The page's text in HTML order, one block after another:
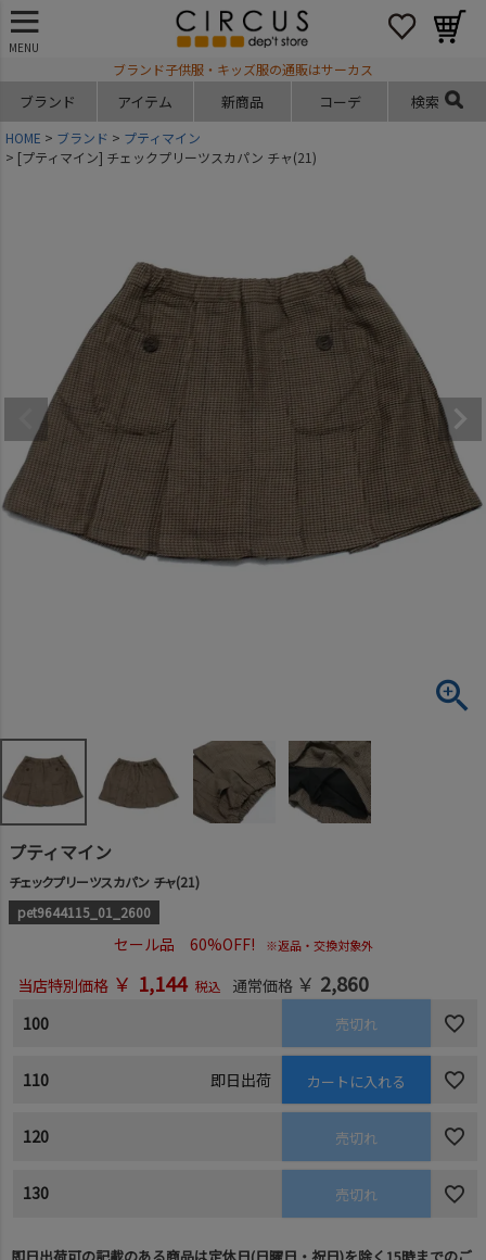
MENU
ブランド子供服・キッズ服の通販はサーカス
ブランド アイテム 新商品 コーデ 検索
HOME ブランド
プティマイン
[プティマイン] チェックプリーツスカパン チャ(21)
プティマイン
チェックプリーツスカパン チャ(21)
pet9644115_01_2600
セール品 60%OFF! ※返品・交換対象外
当店特別価格 ￥ 1,144 税込 通常価格 ￥ 2,860
100 売切れ
110 即日出荷 カートに入れる
120 売切れ
130 売切れ